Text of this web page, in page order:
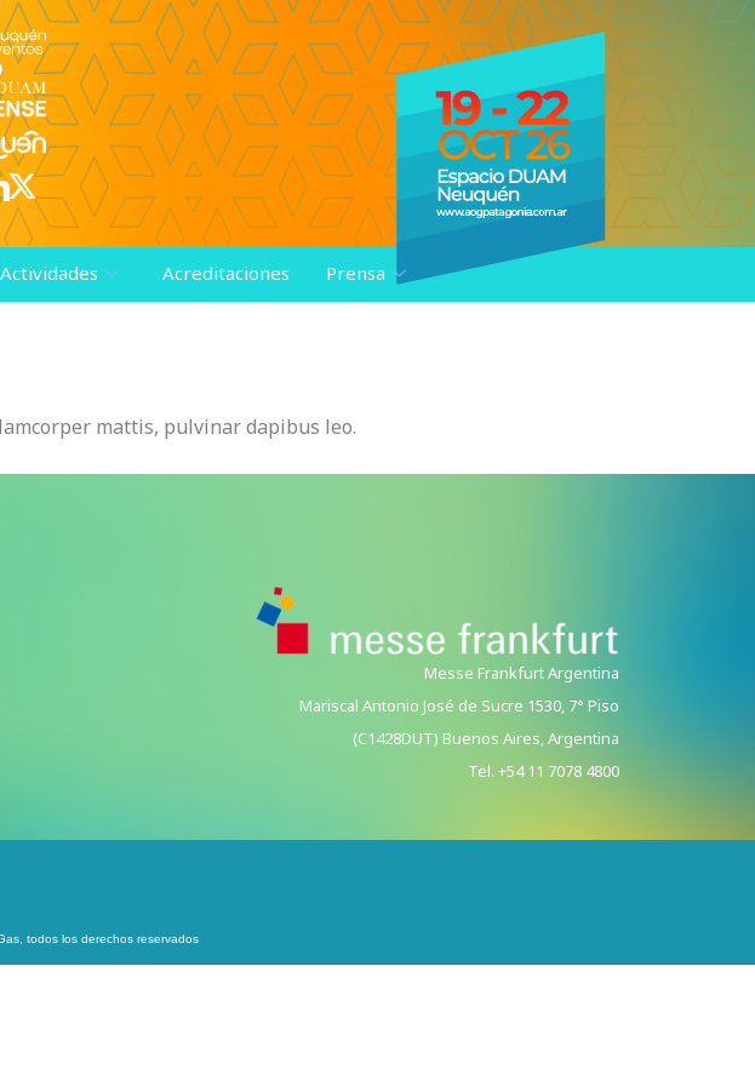
Actividades Acreditaciones Prensa
mattis, pulvinar dapibus leo.
Messe Frankfurt Argentina
Mariscal Antonio José de Sucre 1530, 7° Piso
(C1428DUT) Buenos Aires, Argentina
Tel. +54 11 7078 4800
todos los derechos reservados